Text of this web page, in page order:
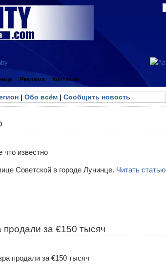
Реклама Контакты
| Обо всём| Сообщить новость
Советской в городе Лунинце. Читать статью
продали за €150 тысяч